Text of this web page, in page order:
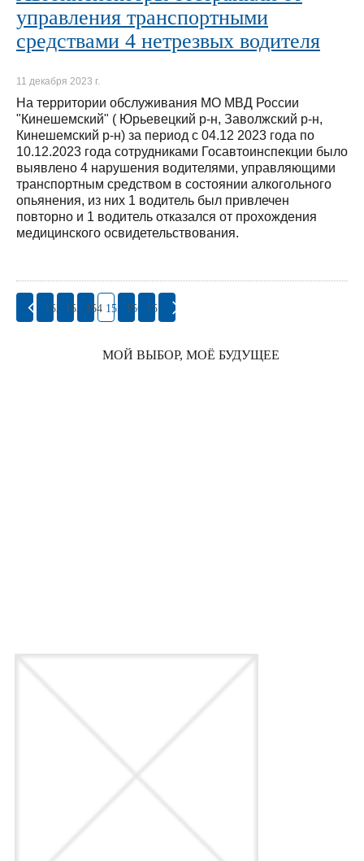
управления транспортными
средствами 4 нетрезвых водителя
11 декабря 2023 г.
На территории обслуживания МО МВД России
"Кинешемский" ( Юрьевецкий р-н, Заволжский р-н,
Кинешемский р-н) за период с 04.12 2023 года по
10.12.2023 года сотрудниками Госавтоинспекции было
выявлено 4 нарушения водителями, управляющими
транспортным средством в состоянии алкогольного
опьянения, из них 1 водитель был привлечен
повторно и 1 водитель отказался от прохождения
медицинского освидетельствования.
152 153 154 155 156 157
МОЙ ВЫБОР, МОЁ БУДУЩЕЕ